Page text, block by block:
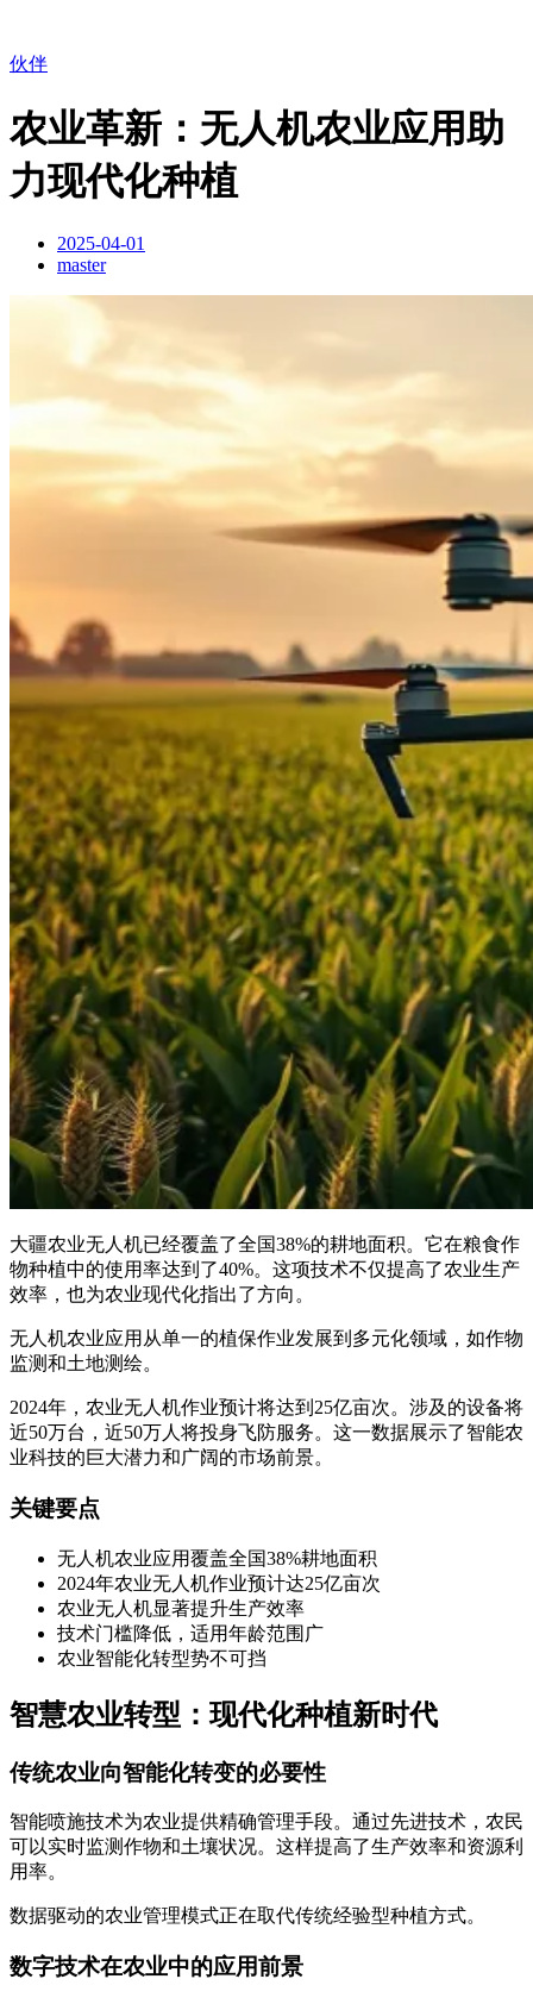
伙伴
农业革新：无人机农业应用助
力现代化种植
2025-04-01
master
大疆农业无人机已经覆盖了全国38%的耕地面积。它在粮食作
物种植中的使用率达到了40%。这项技术不仅提高了农业生产
效率，也为农业现代化指出了方向。
无人机农业应用从单一的植保作业发展到多元化领域，如作物
监测和土地测绘。
2024年，农业无人机作业预计将达到25亿亩次。涉及的设备将
近50万台，近50万人将投身飞防服务。这一数据展示了智能农
业科技的巨大潜力和广阔的市场前景。
关键要点
无人机农业应用覆盖全国38%耕地面积
2024年农业无人机作业预计达25亿亩次
农业无人机显著提升生产效率
技术门槛降低，适用年龄范围广
农业智能化转型势不可挡
智慧农业转型：现代化种植新时代
传统农业向智能化转变的必要性
智能喷施技术为农业提供精确管理手段。通过先进技术，农民
可以实时监测作物和土壤状况。这样提高了生产效率和资源利
用率。
数据驱动的农业管理模式正在取代传统经验型种植方式。
数字技术在农业中的应用前景